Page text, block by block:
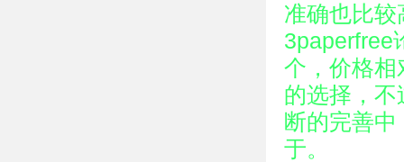
准确也比
3paperfree
个，价格相
的选择，
断的完善
于。